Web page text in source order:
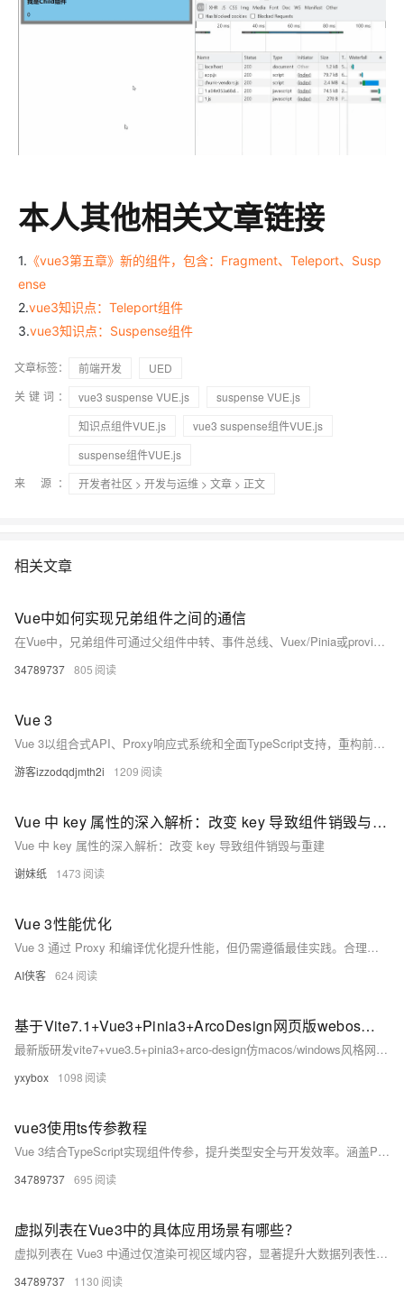
本人其他相关文章链接
1. 《vue3第五章》新的组件，包含：Fragment、Teleport、Susp
ense
2.vue3知识点：Teleport组件
3.vue3知识点：Suspense组件
文章标签： 前端开发
UED
关键词：
vue3 suspense VUE.js
suspense VUE.js
知识点组件VUE.js
vue3 suspense组件VUE.js
suspense组件VUE.js
来 源：
开发者社区 > 开发与运维 > 文章 > 正文
相关文章
Vue中如何实现兄弟组件之间的通信
在Vue中，兄弟组件可通过父组件中转、事件总线、Vuex/Pinia或provide/inject实现通信。小型项目推荐父组件中转或事件总线，大型项目建议使用Pinia等状态管理工具，确保数据流清晰可控，避免内存泄漏。
34789737 805
Vue 3
Vue 3以组合式API、Proxy响应式系统和全面TypeScript支持，重构前端开发范式。性能优化与生态协同并进，兼顾易用性与工程化，引领Web开发迈向高效、可维护的新纪元。（238字）
游客izzodqdjmth2i 1209
Vue 中 key 属性的深入解析：改变 key 导致组件销毁与重建
Vue 中 key 属性的深入解析：改变 key 导致组件销毁与重建
谢妹纸 1473
Vue 3性能优化
Vue 3 通过 Proxy 和编译优化提升性能，但仍需遵循最佳实践。合理使用 v-if、key、computed，避免深度监听，利用懒加载与虚拟列表，结合打包优化，方可充分发挥其性能优势。（239字）
AI侠客 624
基于Vite7.1+Vue3+Pinia3+ArcoDesign网页版webos后台模板
最新版研发vite7+vue3.5+pinia3+arco-design仿macos/windows风格网页版OS系统Vite-Vue3-WebOS。
yxybox 1098
vue3使用ts传参教程
Vue 3结合TypeScript实现组件传参，提升类型安全与开发效率。涵盖Props、Emits、v-model双向绑定及useAttrs透传属性，建议明确声明类型，保障代码质量。
34789737 695
虚拟列表在Vue3中的具体应用场景有哪些？
虚拟列表在 Vue3 中通过仅渲染可视区域内容，显著提升大数据列表性能，适用于 ERP 表格、聊天界面、社交媒体、阅读器、日历及树形结构等场景，结合 `vue-virtual-scroller` 等工具可实现高效滚动与交互体验。
34789737 1130